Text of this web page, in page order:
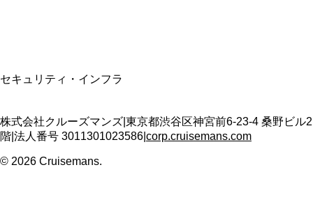
セキュリティ・インフラ
株式会社クルーズマンズ 東京都渋谷区神宮前6-23-4 桑野ビル2
階 法人番号 3011301023586 corp.cruisemans.com
© 2026 Cruisemans.